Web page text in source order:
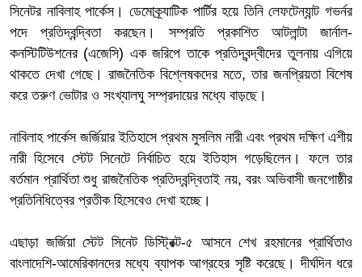
সিনেটর নাবিলাহ পার্কেস। ডেমোক্র্যাটিক পার্টির হয়ে তিনি লেফটেন্যান্ট গভর্নর
পদে প্রতিদ্বন্দ্বিতা করছেন। সম্প্রতি প্রকাশিত আটলান্টা জার্নাল-
কনস্টিটিউশনের (এজেসি) এক জরিপে তাকে প্রতিদ্বন্দ্বীদের তুলনায় এগিয়ে
থাকতে দেখা গেছে। রাজনৈতিক বিশ্লেষকদের মতে, তার জনপ্রিয়তা বিশেষ
করে তরুণ ভোটার ও সংখ্যালঘু সম্প্রদায়ের মধ্যে বাড়ছে।
নাবিলাহ পার্কেস জর্জিয়ার ইতিহাসে প্রথম মুসলিম নারী এবং প্রথম দক্ষিণ এশীয়
নারী হিসেবে স্টেট সিনেটে নির্বাচিত হয়ে ইতিহাস গড়েছিলেন। ফলে তার
বর্তমান প্রার্থিতা শুধু রাজনৈতিক প্রতিদ্বন্দ্বিতাই নয়, বরং অভিবাসী জনগোষ্ঠীর
প্রতিনিধিত্বের প্রতীক হিসেবেও দেখা হচ্ছে।
এছাড়া জর্জিয়া স্টেট সিনেট ডিস্ট্রিক্ট-৫ আসনে শেখ রহমানের প্রার্থিতাও
বাংলাদেশি-আমেরিকানদের মধ্যে ব্যাপক আগ্রহের সৃষ্টি করেছে। দীর্ঘদিন ধরে